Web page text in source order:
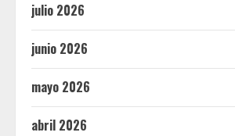
julio 2026
junio 2026
mayo 2026
abril 2026